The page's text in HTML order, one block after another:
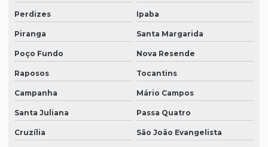
Perdizes Ipaba
Piranga Santa Margarida
Poço Fundo Nova Resende
Raposos Tocantins
Campanha Mário Campos
Santa Juliana Passa Quatro
Cruzília São João Evangelista